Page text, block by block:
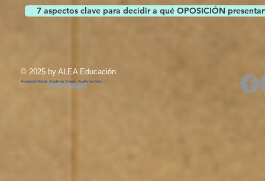
7 aspectos clave para decidir a qué OPOSICIÓN
© 2025 by ALEA Educación.
Academia Madrid, Academia Oviedo, Academia Gijón
Aviso Legal